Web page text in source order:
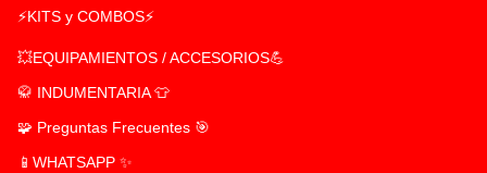
⚡KITS y COMBOS⚡
💥EQUIPAMIENTOS / ACCESORIOS💪
🥋 INDUMENTARIA 👕
🧩 Preguntas Frecuentes 🎯
📱WHATSAPP ✨